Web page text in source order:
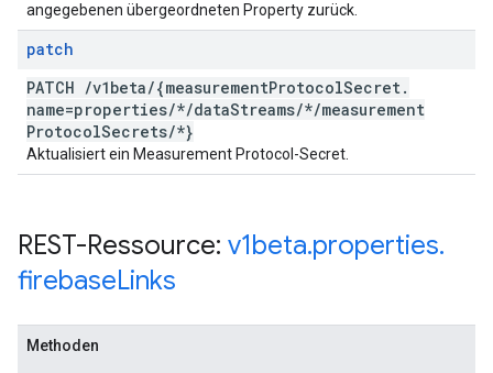
angegebenen übergeordneten Property zurück.
patch
PATCH /v1beta/{measurementProtocolSecret.
name=properties/*/dataStreams/*/measurement
ProtocolSecrets/*}
Aktualisiert ein Measurement Protocol-Secret.
REST-Ressource: v1beta.properties.
firebaseLinks
Methoden